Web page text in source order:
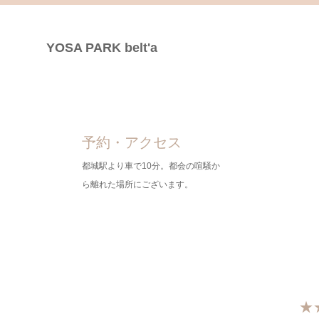
YOSA PARK belt'a
予約・アクセス
都城駅より車で10分。都会の喧騒か
ら離れた場所にございます。